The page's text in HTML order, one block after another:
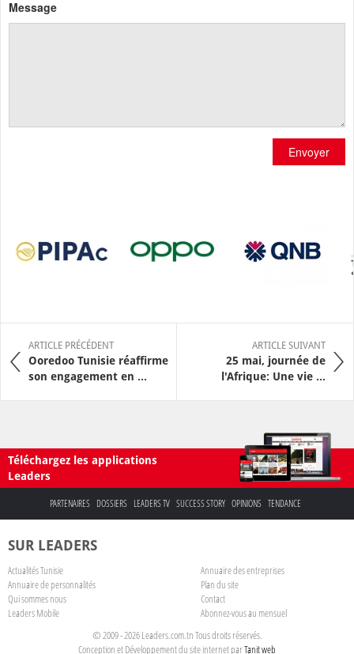
Message
Envoyer
ARTICLE PRÉCÉDENT
Ooredoo Tunisie réaffirme
son engagement en ...
ARTICLE SUIVANT
25 mai, journée de
l'Afrique: Une vie ...
Téléchargez les applications
Leaders
PARTENAIRES DOSSIERS LEADERS TV SUCCESS STORY OPINIONS TENDANCE
SUR LEADERS
Actualités Tunisie
Annuaire des entreprises
Annuaire de personnalités
Plan du site
Qui sommes nous
Contact
Leaders Mobile
Abonnez-vous au mensuel
© 2009 - 2026 Leaders.com.tn Tous droits réservés.
Conception et Développement du site internet parTanit web